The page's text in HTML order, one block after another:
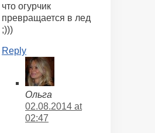
что огурчик
превращается в лед
;)))
Reply
Ольга
02.08.2014 at
02:47